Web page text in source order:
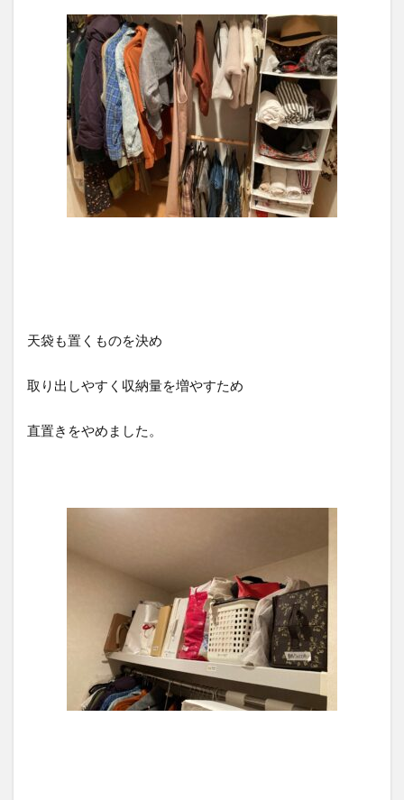
天袋も置くものを決め
取り出しやすく収納量を増やすため
直置きをやめました。